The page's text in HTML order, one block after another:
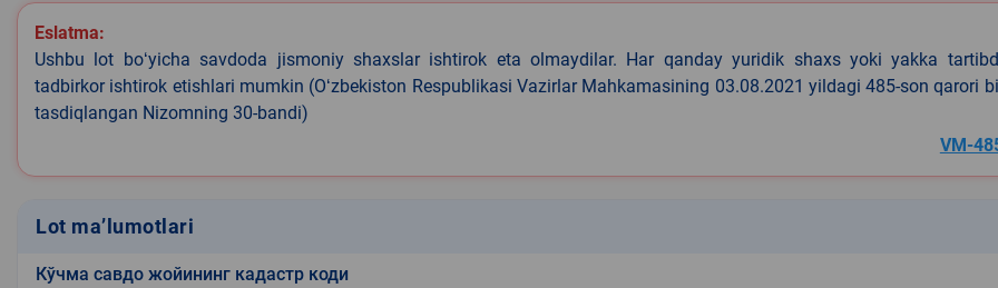
Eslatma:
Ushbu lot boʻyicha savdoda jismoniy shaxslar ishtirok eta olmaydilar. Har qanday yuridik shaxs yoki yakka
tadbirkor ishtirok etishlari mumkin (Oʻzbekiston Respublikasi Vazirlar Mahkamasining 03.08.2021 yildagi 485-son qarori
tasdiqlangan Nizomning 30-bandi)
VM-
Lot ma’lumotlari
Кўчма савдо жойининг кадастр коди